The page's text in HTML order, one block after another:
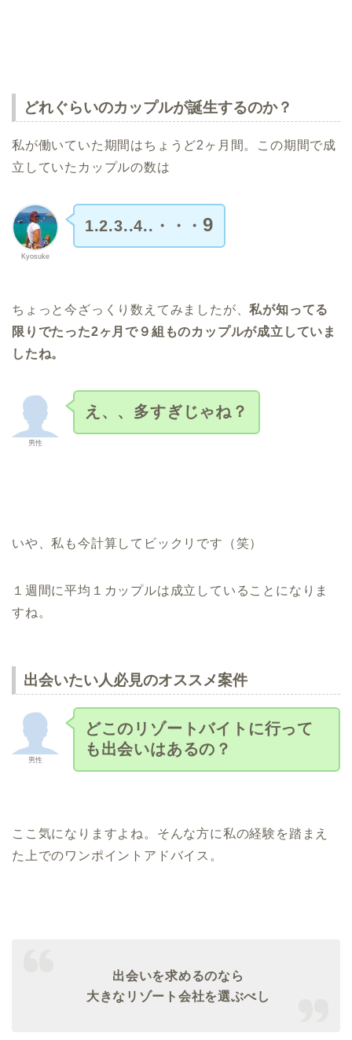
どれぐらいのカップルが誕生するのか？
私が働いていた期間はちょうど2ヶ月間。この期間で成
立していたカップルの数は
Kyosuke
1.2.3..4..・・・9
ちょっと今ざっくり数えてみましたが、私が知ってる
限りでたった2ヶ月で９組ものカップルが成立していま
したね。
男性
え、、多すぎじゃね？
いや、私も今計算してビックリです（笑）
１週間に平均１カップルは成立していることになりま
すね。
出会いたい人必見のオススメ案件
男性
どこのリゾートバイトに行って
も出会いはあるの？
ここ気になりますよね。そんな方に私の経験を踏まえ
た上でのワンポイントアドバイス。
出会いを求めるのなら
大きなリゾート会社を選ぶべし